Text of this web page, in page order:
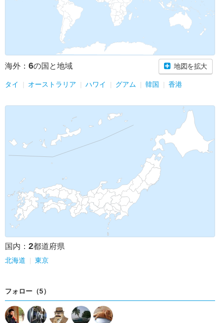
海外： 6の国と地域 地図を拡大
タイ オーストラリア ハワイ グアム 韓国 香港
国内： 2都道府県
北海道 東京
フォロー（5）